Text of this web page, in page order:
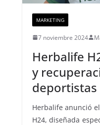
MARKETING
7 noviembre 2024
Herbalife
y
deportistas
Herbalife anunció
H24, diseñada